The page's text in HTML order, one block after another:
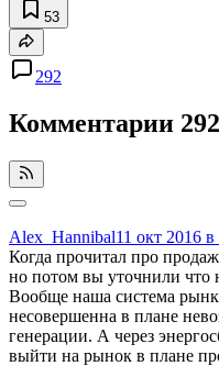
53
292
Комментарии 292
Alex_Hannibal11 окт 2016
Когда прочитал про
но потом вы уточнили что
Вообще наша система
несовершенна в плане
генерации. А через
выйти на рынок в плане